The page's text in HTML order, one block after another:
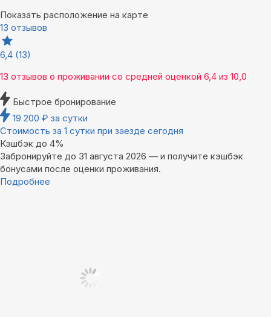
Показать расположение на карте
13 отзывов
6,4 (13)
13 отзывов о проживании со средней оценкой 6,4 из 10,0
Быстрое бронирование
19 200 ₽ за сутки
Стоимость за 1 сутки при заезде сегодня
Кэшбэк до 4%
Забронируйте до 31 августа 2026 — и получите кэшбэк
бонусами после оценки проживания.
Подробнее